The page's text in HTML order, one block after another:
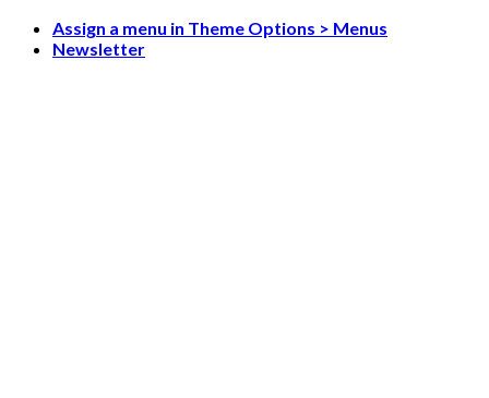
Skip
Assign a menu in Theme Options > Menus
Newsletter